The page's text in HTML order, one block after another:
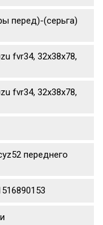
перед)-(серьга)
fvr34, 32x38x78,
fvr34, 32x38x78,
переднего